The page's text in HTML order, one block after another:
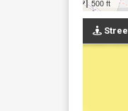
500 ft